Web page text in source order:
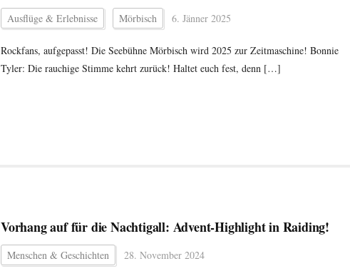
Ausflüge & Erlebnisse Mörbisch 6. Jänner 2025
Rockfans, aufgepasst! Die Seebühne Mörbisch wird 2025 zur Zeitmaschine! Bonnie
Tyler: Die rauchige Stimme kehrt zurück! Haltet euch fest, denn […]
Vorhang auf für die Nachtigall: Advent-Highlight in Raiding!
Menschen & Geschichten 28. November 2024